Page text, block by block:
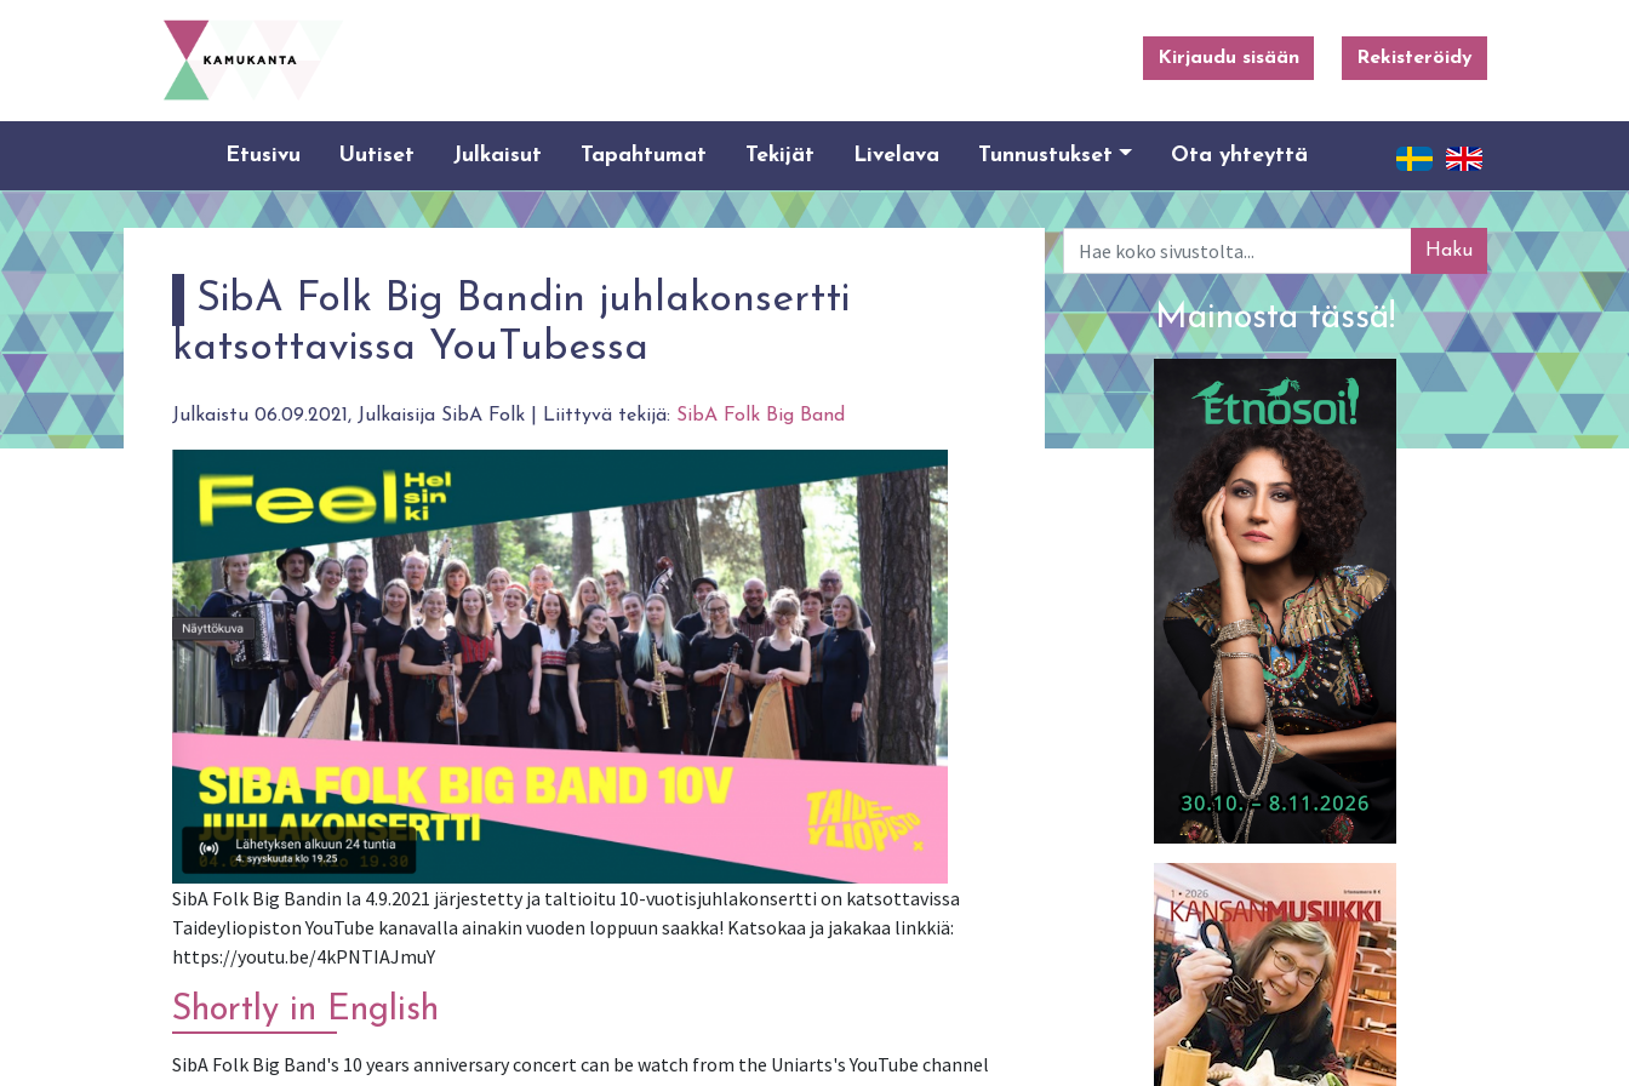
Kirjaudu sisään Rekisteröidy
Etusivu Uutiset Julkaisut Tapahtumat Tekijät Livelava Tunnustukset Ota yhteyttä
SibA Folk Big Bandin juhlakonsertti
katsottavissa YouTubessa
Julkaistu 06.09.2021, Julkaisija SibA Folk | Liittyvä tekijä: SibA Folk Big Band
SibA Folk Big Bandin la 4.9.2021 järjestetty ja taltioitu 10-vuotisjuhlakonsertti on katsottavissa
Taideyliopiston YouTube kanavalla ainakin vuoden loppuun saakka! Katsokaa ja jakakaa linkkiä:
https://youtu.be/4kPNTIAJmuY
Shortly in English
SibA Folk Big Band's 10 years anniversary concert can be watch from the Uniarts's YouTube channel
Haku
Mainosta tässä!